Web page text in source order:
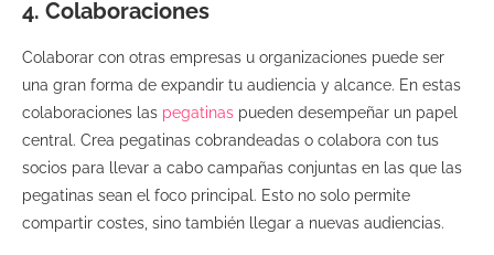
4. Colaboraciones
Colaborar con otras empresas u organizaciones puede ser
una gran forma de expandir tu audiencia y alcance. En estas
colaboraciones las pegatinas pueden desempeñar un papel
central. Crea pegatinas cobrandeadas o colabora con tus
socios para llevar a cabo campañas conjuntas en las que las
pegatinas sean el foco principal. Esto no solo permite
compartir costes, sino también llegar a nuevas audiencias.